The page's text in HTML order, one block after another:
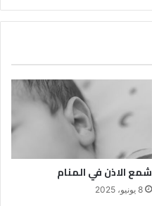
شمع الاذن في المنام
8 يونيو، 2025